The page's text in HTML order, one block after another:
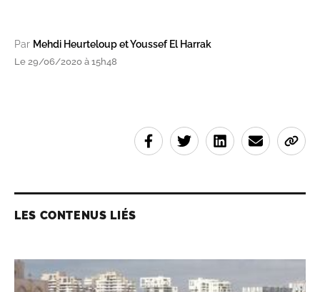
Par Mehdi Heurteloup et Youssef El Harrak
Le 29/06/2020 à 15h48
LES CONTENUS LIÉS